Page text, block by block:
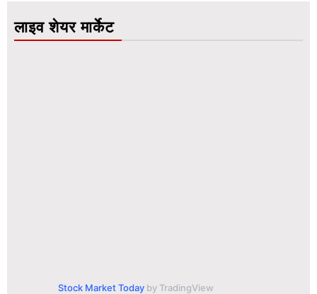
लाइव शेयर मार्केट
Stock Market Today by TradingView